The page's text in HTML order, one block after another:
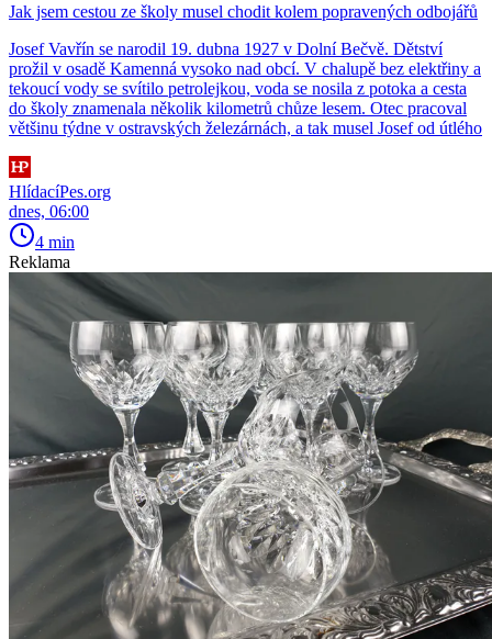
Jak jsem cestou ze školy musel chodit kolem popravených odbojářů
Josef Vavřín se narodil 19. dubna 1927 v Dolní Bečvě. Dětství
prožil v osadě Kamenná vysoko nad obcí. V chalupě bez elektřiny a
tekoucí vody se svítilo petrolejkou, voda se nosila z potoka a cesta
do školy znamenala několik kilometrů chůze lesem. Otec pracoval
většinu týdne v ostravských železárnách, a tak musel Josef od útlého
HlídacíPes.org
dnes, 06:00
4 min
Reklama